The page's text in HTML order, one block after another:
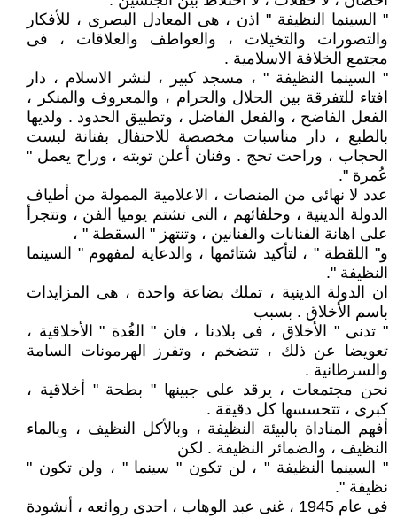
" السينما النظيفة " اذن ، هى المعادل البصرى ، للأفكار
والتصورات والتخيلات ، والعواطف والعلاقات ، فى
مجتمع الخلافة الاسلامية .
" السينما النظيفة " ، مسجد كبير ، لنشر الاسلام ، دار
افتاء للتفرقة بين الحلال والحرام ، والمعروف والمنكر ،
الفعل الفاضح ، والفعل الفاضل ، وتطبيق الحدود . ولديها
بالطبع ، دار مناسبات مخصصة للاحتفال بفنانة لبست
الحجاب ، وراحت تحج . وفنان أعلن توبته ، وراح يعمل "
عُمرة ".
عدد لا نهائى من المنصات ، الاعلامية الممولة من أطياف
الدولة الدينية ، وحلفائهم ، التى تشتم يوميا الفن ، وتتجرأ
على اهانة الفنانات والفنانين ، وتنتهز " السقطة " ،
و" اللقطة " ، لتأكيد شتائمها ، والدعاية لمفهوم " السينما
النظيفة ".
ان الدولة الدينية ، تملك بضاعة واحدة ، هى المزايدات
باسم الأخلاق . بسبب
" تدنى " الأخلاق ، فى بلادنا ، فان " الغُدة " الأخلاقية ،
تعويضا عن ذلك ، تتضخم ، وتفرز الهرمونات السامة
والسرطانية .
نحن مجتمعات ، يرقد على جبينها " بطحة " أخلاقية ،
كبرى ، تتحسسها كل دقيقة .
أفهم المناداة بالبيئة النظيفة ، وبالأكل النظيف ، وبالماء
النظيف ، والضمائر النظيفة . لكن
" السينما النظيفة " ، لن تكون " سينما " ، ولن تكون "
نظيفة ".
فى عام 1945 ، غنى عبد الوهاب ، احدى روائعه ، أنشودة